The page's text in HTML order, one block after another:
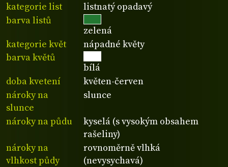
kategorie list
listnatý opadavý
barva listů
zelená
kategorie květ
nápadné květy
barva květů
bílá
doba kvetení
květen-červen
nároky na
slunce
slunce
nároky na půdu
kyselá (s vysokým obsahem
rašeliny)
nároky na
vlhkost půdy
rovnoměrně vlhká
(nevysychavá)